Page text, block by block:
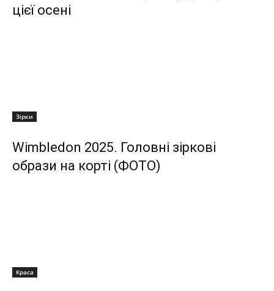
цієї осені
Зірки
Wimbledon 2025. Головні зіркові
образи на корті (ФОТО)
Краса